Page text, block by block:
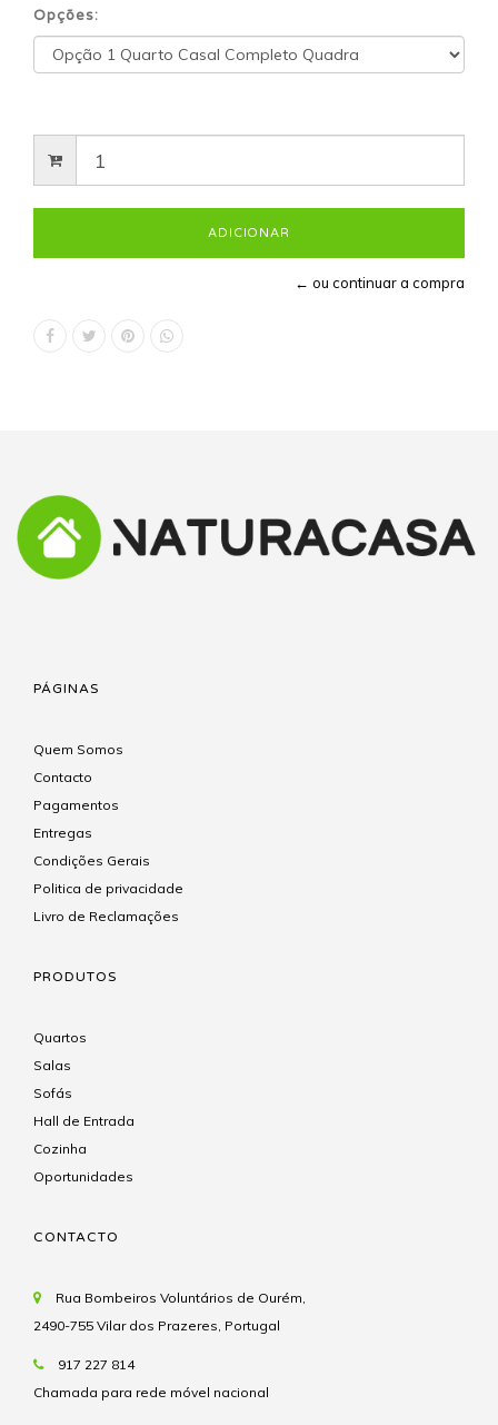
Opções:
← ou continuar a compra
PÁGINAS
Quem Somos
Contacto
Pagamentos
Entregas
Condições Gerais
Politica de privacidade
Livro de Reclamações
PRODUTOS
Quartos
Salas
Sofás
Hall de Entrada
Cozinha
Oportunidades
CONTACTO
Rua Bombeiros Voluntários de Ourém,
2490-755 Vilar dos Prazeres, Portugal
917 227 814
Chamada para rede móvel nacional